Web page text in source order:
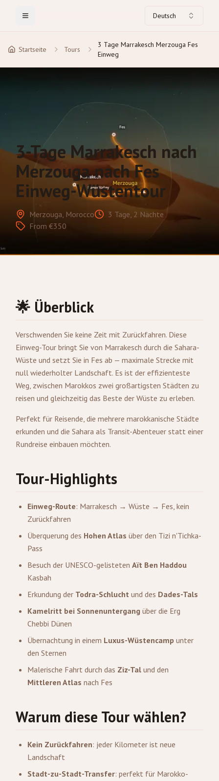
Toggle Menu Deutsch
Startseite Tours
3 Tage Marrakesch Merzouga Fes
Einweg
3-Tage Marrakesch nach
Merzouga nach Fes
Einweg-Wüstentour
Merzouga, Morocco
3 Tage, 2 Nächte
From €350
🌟 Überblick
Verschwenden Sie keine Zeit mit Zurückfahren. Diese
Einweg-Tour bringt Sie von Marrakesch durch die Sahara-
Wüste und setzt Sie in Fes ab — maximale Strecke mit
null wiederholter Landschaft. Es ist der effizienteste
Weg, zwischen Marokkos zwei großartigsten Städten zu
reisen und gleichzeitig das Beste der Wüste zu erleben.
Perfekt für Reisende, die mehrere marokkanische Städte
erkunden und die Sahara als Transit-Abenteuer statt einer
Rundreise einbauen möchten.
Tour-Highlights
Einweg-Route: Marrakesch → Wüste → Fes, kein
Zurückfahren
Überquerung des Hohen Atlas über den Tizi n'Tichka-
Pass
Besuch der UNESCO-gelisteten Aït Ben Haddou
Kasbah
Erkundung der Todra-Schlucht und des Dades-Tals
Kamelritt bei Sonnenuntergang über die Erg
Chebbi Dünen
Übernachtung in einem Luxus-Wüstencamp unter
den Sternen
Malerische Fahrt durch das Ziz-Tal und den
Mittleren Atlas nach Fes
Warum diese Tour wählen?
Kein Zurückfahren: jeder Kilometer ist neue
Landschaft
Stadt-zu-Stadt-Transfer: perfekt für Marokko-